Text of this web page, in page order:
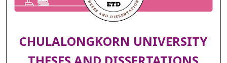
CHULALONGKORN UNIVERSITY